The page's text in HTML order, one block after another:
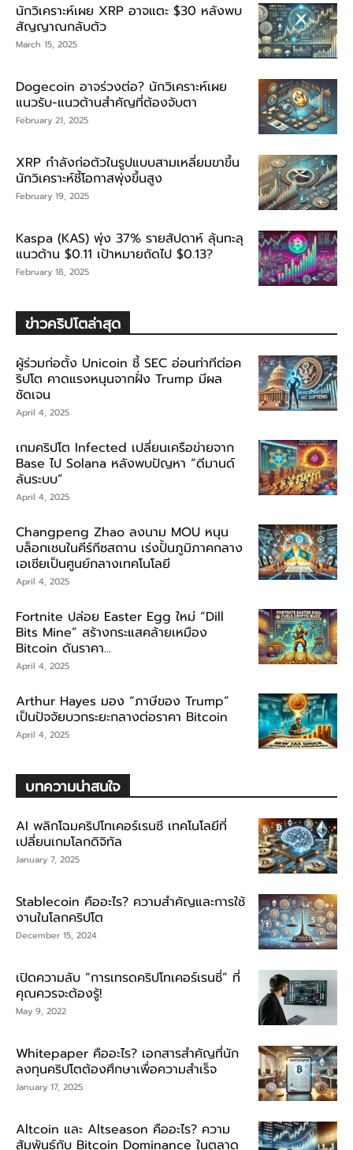
นักวิเคราะห์เผย XRP อาจแตะ $30 หลังพบ
สัญญาณกลับตัว
March 15, 2025
Dogecoin อาจร่วงต่อ? นักวิเคราะห์เผย
แนวรับ-แนวต้านสำคัญที่ต้องจับตา
February 21, 2025
XRP กำลังก่อตัวในรูปแบบสามเหลี่ยมขาขึ้น
นักวิเคราะห์ชี้โอกาสพุ่งขึ้นสูง
February 19, 2025
Kaspa (KAS) พุ่ง 37% รายสัปดาห์ ลุ้นทะลุ
แนวต้าน $0.11 เป้าหมายถัดไป $0.13?
February 18, 2025
ข่าวคริปโตล่าสุด
ผู้ร่วมก่อตั้ง Unicoin ชี้ SEC อ่อนท่าทีต่อค
ริปโต คาดแรงหนุนจากฝั่ง Trump มีผล
ชัดเจน
April 4, 2025
เกมคริปโต Infected เปลี่ยนเครือข่ายจาก
Base ไป Solana หลังพบปัญหา “ดีมานด์
ล้นระบบ”
April 4, 2025
Changpeng Zhao ลงนาม MOU หนุน
บล็อกเชนในคีร์กีซสถาน เร่งปั้นภูมิภาคกลาง
เอเชียเป็นศูนย์กลางเทคโนโลยี
April 4, 2025
Fortnite ปล่อย Easter Egg ใหม่ “Dill
Bits Mine” สร้างกระแสคล้ายเหมือง
Bitcoin ดันราคา...
April 4, 2025
Arthur Hayes มอง “ภาษีของ Trump”
เป็นปัจจัยบวกระยะกลางต่อราคา Bitcoin
April 4, 2025
บทความน่าสนใจ
AI พลิกโฉมคริปโทเคอร์เรนซี เทคโนโลยีที่
เปลี่ยนเกมโลกดิจิทัล
January 7, 2025
Stablecoin คืออะไร? ความสำคัญและการใช้
งานในโลกคริปโต
December 15, 2024
เปิดความลับ “การเทรดคริปโทเคอร์เรนซี่” ที่
คุณควรจะต้องรู้!
May 9, 2022
Whitepaper คืออะไร? เอกสารสำคัญที่นัก
ลงทุนคริปโตต้องศึกษาเพื่อความสำเร็จ
January 17, 2025
Altcoin และ Altseason คืออะไร? ความ
สัมพันธ์กับ Bitcoin Dominance ในตลาด